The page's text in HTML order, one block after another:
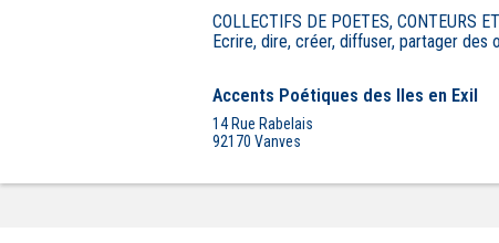
COLLECTIFS DE POETES, CONTEURS
Ecrire, dire, créer, diffuser, partager
Accents Poétiques des Iles en Exil
14 Rue Rabelais
92170 Vanves